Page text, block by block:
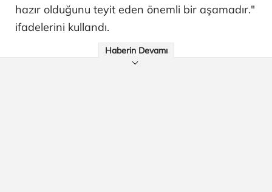
hazır olduğunu teyit eden önemli bir aşamadır."
ifadelerini kullandı.
Haberin Devamı